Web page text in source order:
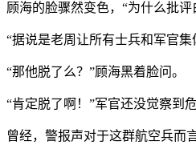
顾海的脸骤然变色，“为什么批评
“据说是老周让所有士兵和军官
“那他脱了么？”顾海黑着脸问。
“肯定脱了啊！”军官还没觉察到
曾经，警报声对于这群航空兵而